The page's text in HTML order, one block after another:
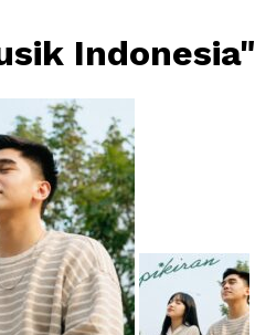
Indonesia"